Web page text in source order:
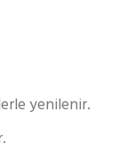
yenilenir.